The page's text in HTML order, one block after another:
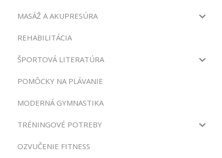
MASÁŽ A AKUPRESÚRA
REHABILITÁCIA
ŠPORTOVÁ LITERATÚRA
POMÔCKY NA PLÁVANIE
MODERNÁ GYMNASTIKA
TRÉNINGOVÉ POTREBY
OZVUČENIE FITNESS